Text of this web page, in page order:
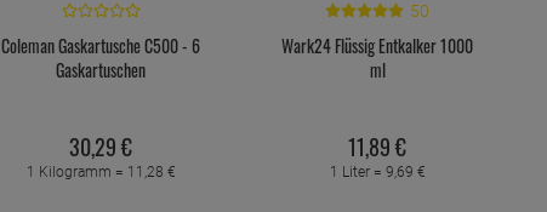
Coleman Gaskartusche C500 - 6
Gaskartuschen
30,29€
1 Kilogramm = 11,28 €
50
Wark24 Flüssig Entkalker 1000
ml
11,89€
1 Liter = 9,69 €